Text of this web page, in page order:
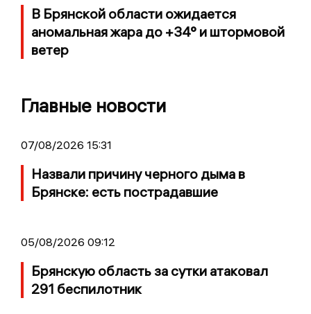
В Брянской области ожидается
аномальная жара до +34° и штормовой
ветер
Главные новости
07/08/2026 15:31
Назвали причину черного дыма в
Брянске: есть пострадавшие
05/08/2026 09:12
Брянскую область за сутки атаковал
291 беспилотник